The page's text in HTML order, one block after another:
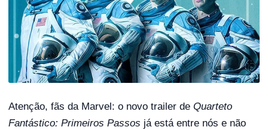
Atenção, fãs da Marvel: o novo trailer de Quarteto
Fantástico: Primeiros Passos já está entre nós e não